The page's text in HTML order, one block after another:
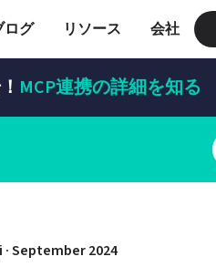
ログ リソース 会社
MCP連携の詳細を知る
· September 2024